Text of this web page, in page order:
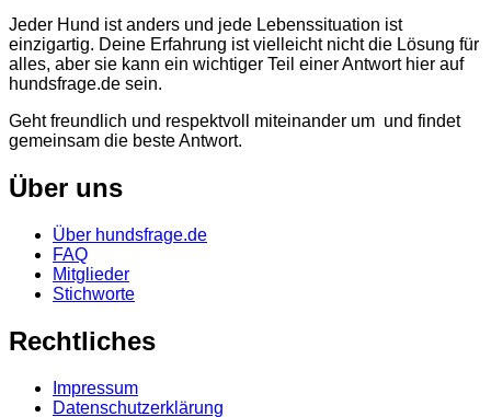
Jeder Hund ist anders und jede Lebenssituation ist
einzigartig. Deine Erfahrung ist vielleicht nicht die Lösung für
alles, aber sie kann ein wichtiger Teil einer Antwort hier auf
hundsfrage.de sein.
Geht freundlich und respektvoll miteinander um und findet
gemeinsam die beste Antwort.
Über uns
Über hundsfrage.de
FAQ
Mitglieder
Stichworte
Rechtliches
Impressum
Datenschutzerklärung